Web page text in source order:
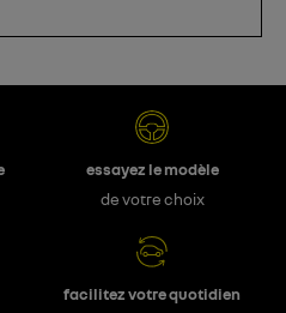
essayez le modèle
de votre choix
facilitez votre quotidien